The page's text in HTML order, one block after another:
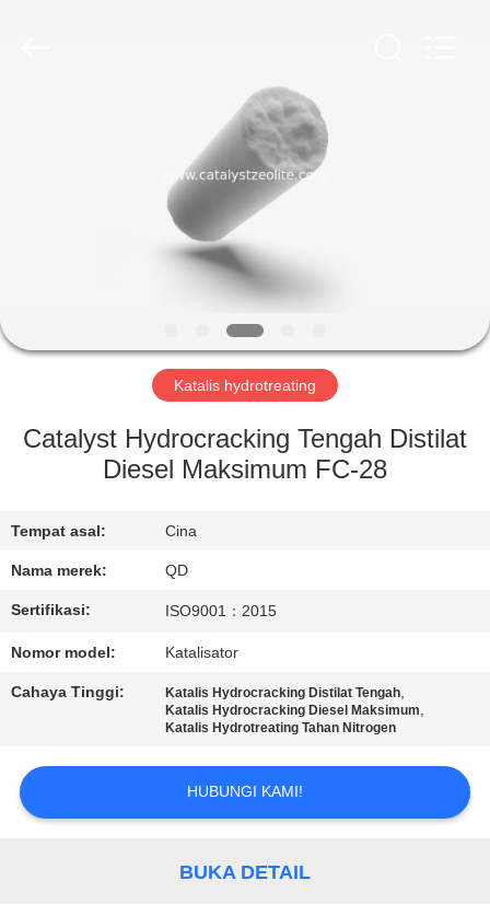
TUR
KONTROL
HUBUNGI
KAMI
SITEMAP
Katalis hydrotreating
Catalyst Hydrocracking Tengah Distilat
Diesel Maksimum FC-28
Tempat asal: Cina
Nama merek: QD
Sertifikasi: ISO9001：2015
Nomor model: Katalisator
Cahaya Tinggi: Katalis Hydrocracking Distilat Tengah,
Katalis Hydrocracking Diesel Maksimum,
Katalis Hydrotreating Tahan Nitrogen
HUBUNGI KAMI!
BUKA DETAIL